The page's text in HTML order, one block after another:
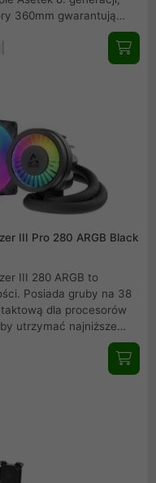
360mm gwarantują
ARGB z pełną
oświetleniowymi i
wprowadzą estetykę i
III Pro 280 ARGB Black
III 280 ARGB to
Posiada gruby na 38
dla procesorów
utrzymać najniższe
Pro ARGB zapewniają
a 6-letnia gwarancja to